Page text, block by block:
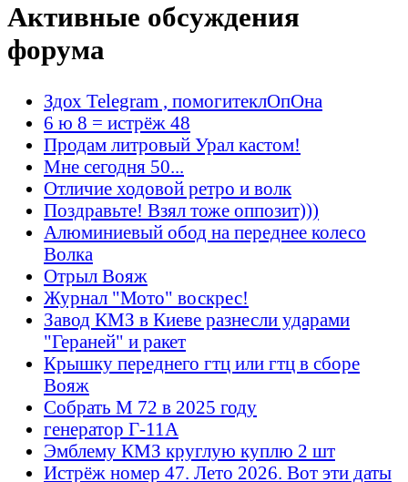
Активные обсуждения
форума
Здох Telegram , помогитеклОпОна
6 ю 8 = истрёж 48
Продам литровый Урал кастом!
Мне сегодня 50...
Отличие ходовой ретро и волк
Поздравьте! Взял тоже оппозит)))
Алюминиевый обод на переднее колесо
Волка
Отрыл Вояж
Журнал "Мото" воскрес!
Завод КМЗ в Киеве разнесли ударами
"Гераней" и ракет
Крышку переднего гтц или гтц в сборе
Вояж
Собрать М 72 в 2025 году
генератор Г-11А
Эмблему КМЗ круглую куплю 2 шт
Истрёж номер 47. Лето 2026. Вот эти даты